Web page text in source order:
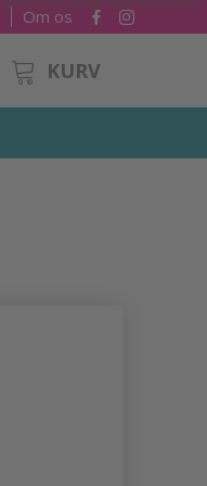
Om os
KURV